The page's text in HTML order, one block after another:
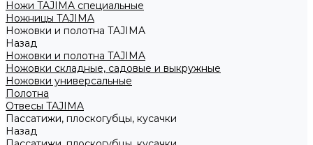
Ножи TAJIMA специальные
Ножницы TAJIMA
Ножовки и полотна TAJIMA
Назад
Ножовки и полотна TAJIMA
Ножовки складные, садовые и выкружные
Ножовки универсальные
Полотна
Отвесы TAJIMA
Пассатижи, плоскогубцы, кусачки
Назад